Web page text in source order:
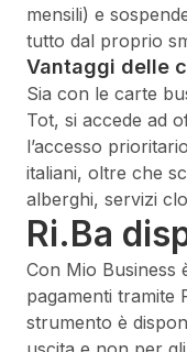
mensili) e
tutto dal proprio
Vantaggi delle
Sia con le carte
Tot, si accede ad
l’accesso
italiani, oltre che
alberghi, servizi
Ri.Ba
Con Mio Business
pagamenti tramite
strumento è